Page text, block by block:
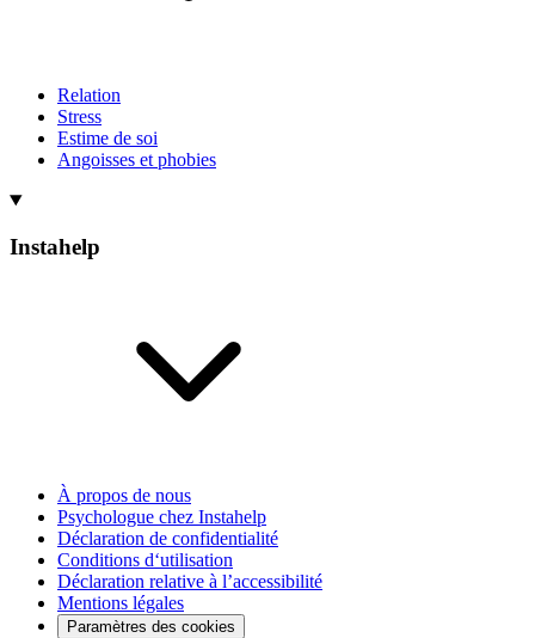
Relation
Stress
Estime de soi
Angoisses et phobies
Instahelp
À propos de nous
Psychologue chez Instahelp
Déclaration de confidentialité
Conditions d‘utilisation
Déclaration relative à l’accessibilité
Mentions légales
Paramètres des cookies